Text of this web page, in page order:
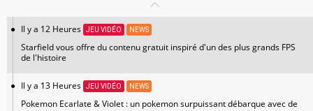
Il y a 12 Heures JEU VIDÉO NEWS
Starfield vous offre du contenu gratuit inspiré d'un des plus grands FPS
de l'histoire
Il y a 13 Heures JEU VIDÉO NEWS
Pokemon Ecarlate & Violet : un pokemon surpuissant débarque avec de